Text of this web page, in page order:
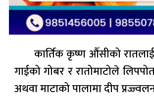
कार्तिक कृष्ण औँसीको
गाईको गोबर र रातोमाटोले
अथवा माटाको पालामा दीप